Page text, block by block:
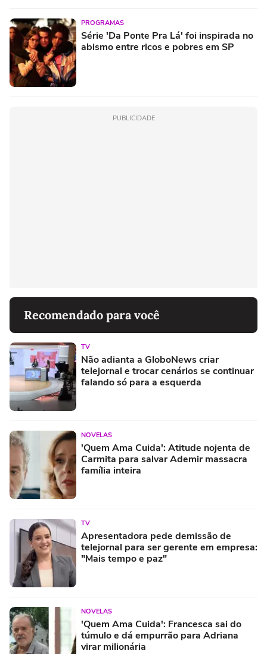
PROGRAMAS
Série 'Da Ponte Pra Lá' foi inspirada no
abismo entre ricos e pobres em SP
PUBLICIDADE
Recomendado para você
TV
Não adianta a GloboNews criar
telejornal e trocar cenários se continuar
falando só para a esquerda
NOVELAS
'Quem Ama Cuida': Atitude nojenta de
Carmita para salvar Ademir massacra
família inteira
TV
Apresentadora pede demissão de
telejornal para ser gerente em empresa:
"Mais tempo e paz"
NOVELAS
'Quem Ama Cuida': Francesca sai do
túmulo e dá empurrão para Adriana
virar milionária